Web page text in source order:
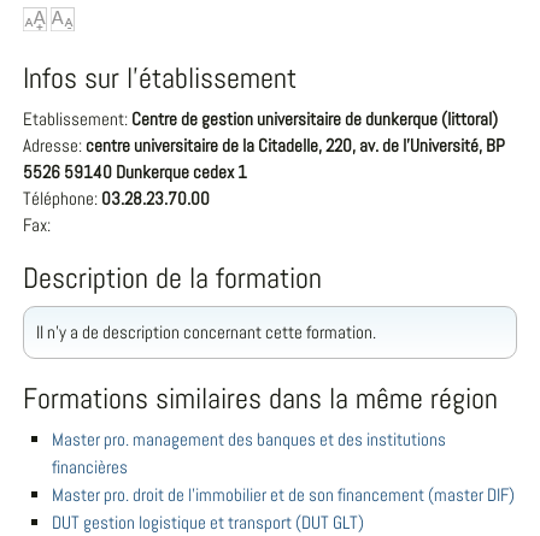
Infos sur l'établissement
Etablissement: Centre de gestion universitaire de dunkerque (littoral)
Adresse: centre universitaire de la Citadelle, 220, av. de l'Université, BP
5526 59140 Dunkerque cedex 1
Téléphone: 03.28.23.70.00
Fax:
Description de la formation
Il n'y a de description concernant cette formation.
Formations similaires dans la même région
Master pro. management des banques et des institutions
financières
Master pro. droit de l'immobilier et de son financement (master DIF)
DUT gestion logistique et transport (DUT GLT)